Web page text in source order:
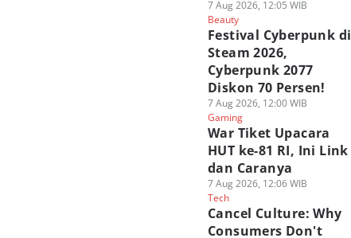
7 Aug 2026, 12:05 WIB
Beauty
Festival Cyberpunk di
Steam 2026,
Cyberpunk 2077
Diskon 70 Persen!
7 Aug 2026, 12:00 WIB
Gaming
War Tiket Upacara
HUT ke-81 RI, Ini Link
dan Caranya
7 Aug 2026, 12:06 WIB
Tech
Cancel Culture: Why
Consumers Don't